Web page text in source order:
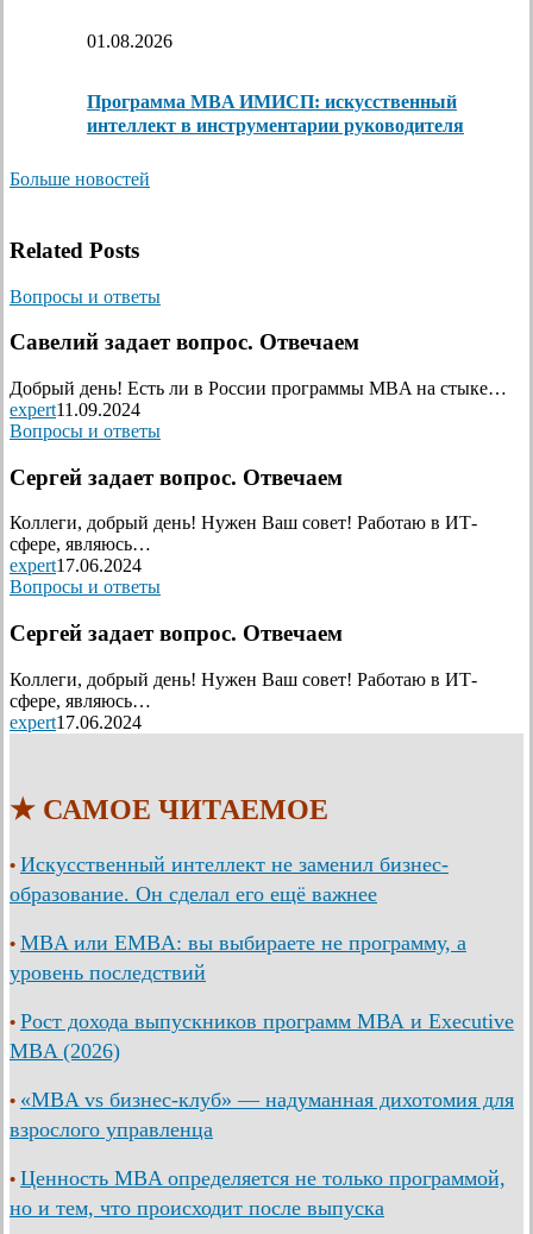
01.08.2026
Программа MBA ИМИСП: искусственный
интеллект в инструментарии руководителя
Больше новостей
Related Posts
Вопросы и ответы
Савелий задает вопрос. Отвечаем
Добрый день! Есть ли в России программы MBA на стыке…
expert11.09.2024
Вопросы и ответы
Сергей задает вопрос. Отвечаем
Коллеги, добрый день! Нужен Ваш совет! Работаю в ИТ-
сфере, являюсь…
expert17.06.2024
Вопросы и ответы
Сергей задает вопрос. Отвечаем
Коллеги, добрый день! Нужен Ваш совет! Работаю в ИТ-
сфере, являюсь…
expert17.06.2024
★ САМОЕ ЧИТАЕМОЕ
• Искусственный интеллект не заменил бизнес-
образование. Он сделал его ещё важнее
• MBA или EMBA: вы выбираете не программу, а
уровень последствий
• Рост дохода выпускников программ МВА и Executive
MBA (2026)
• «MBA vs бизнес-клуб» — надуманная дихотомия для
взрослого управленца
• Ценность MBA определяется не только программой,
но и тем, что происходит после выпуска